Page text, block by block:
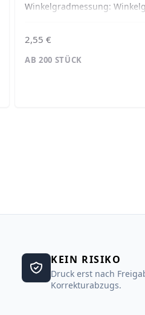
Winkelgradmessung:
2,55 €
AB 200 STÜCK
KEIN RISIKO
Druck erst nach
Korrekturabzugs.